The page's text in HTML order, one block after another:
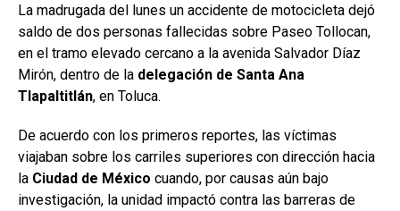
La madrugada del lunes un accidente de motocicleta dejó
saldo de dos personas fallecidas sobre Paseo Tollocan,
en el tramo elevado cercano a la avenida Salvador Díaz
Mirón, dentro de la delegación de Santa Ana
Tlapaltitlán, en Toluca.
De acuerdo con los primeros reportes, las víctimas
viajaban sobre los carriles superiores con dirección hacia
la Ciudad de México cuando, por causas aún bajo
investigación, la unidad impactó contra las barreras de